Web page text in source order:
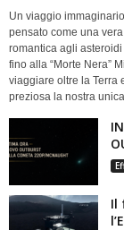
Un viaggio
pensato come una
romantica agli
fino alla “Morte Nera”
viaggiare oltre la Terra
preziosa la nostra
Il